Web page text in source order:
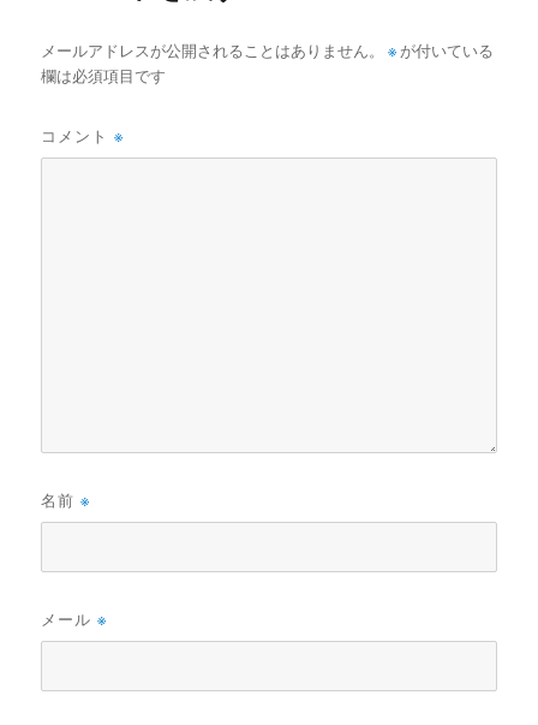
メールアドレスが公開されることはありません。 ※ が付いている
欄は必須項目です
コメント※
名前※
メール※